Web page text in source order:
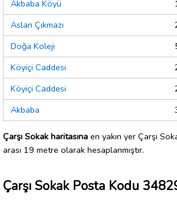
Akbaba Köyü
Aslan Çıkmazı
Doğa Koleji
Köyiçi Caddesi
Köyiçi Caddesi
Akbaba
Çarşı Sokak haritasına en yakın yer Çarşı
arası 19 metre olarak hesaplanmıştır.
Çarşı Sokak Posta Kodu